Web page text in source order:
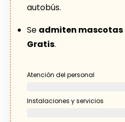
autobús.
Se admiten mascotas
Gratis.
Atención del personal
Instalaciones y servicios